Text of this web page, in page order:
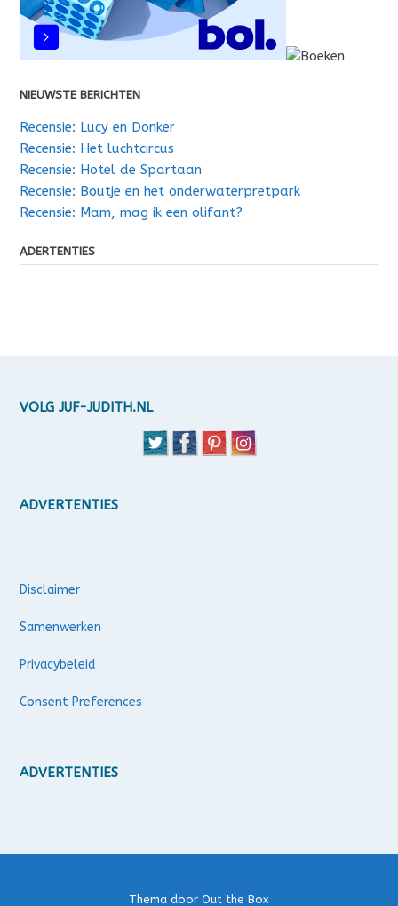
NIEUWSTE BERICHTEN
Recensie: Lucy en Donker
Recensie: Het luchtcircus
Recensie: Hotel de Spartaan
Recensie: Boutje en het onderwaterpretpark
Recensie: Mam, mag ik een olifant?
ADERTENTIES
VOLG JUF-JUDITH.NL
ADVERTENTIES
Disclaimer
Samenwerken
Privacybeleid
Consent Preferences
ADVERTENTIES
Thema door Out the Box